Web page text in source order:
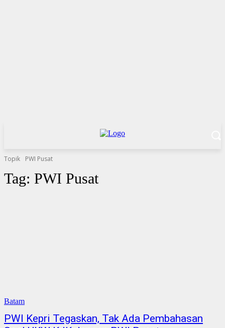
Topik PWI Pusat
Tag: PWI Pusat
Batam
PWI Kepri Tegaskan, Tak Ada Pembahasan